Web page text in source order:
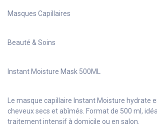
Masques Capillaires
Beauté & Soins
Instant Moisture Mask 500ML
Le masque capillaire Instant Moisture hydrate
cheveux secs et abîmés. Format de 500 ml,
traitement intensif à domicile ou en salon.